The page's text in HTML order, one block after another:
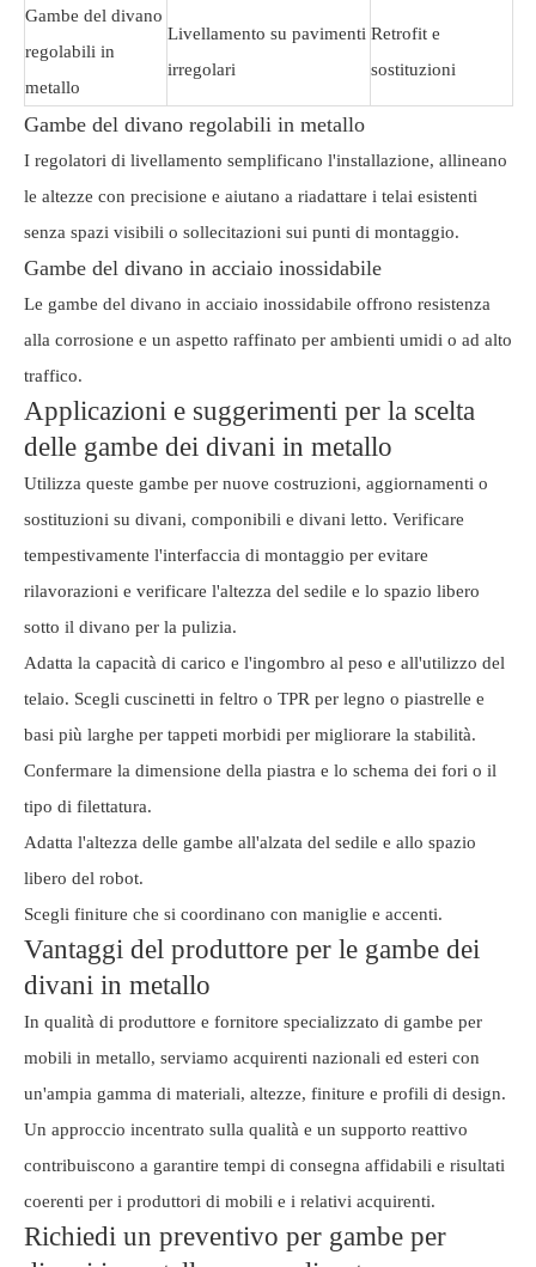
Gambe del divano
regolabili in
metallo
Livellamento su pavimenti
irregolari
Retrofit e
sostituzioni
Gambe del divano regolabili in metallo
I regolatori di livellamento semplificano l'installazione, allineano
le altezze con precisione e aiutano a riadattare i telai esistenti
senza spazi visibili o sollecitazioni sui punti di montaggio.
Gambe del divano in acciaio inossidabile
Le gambe del divano in acciaio inossidabile offrono resistenza
alla corrosione e un aspetto raffinato per ambienti umidi o ad alto
traffico.
Applicazioni e suggerimenti per la scelta
delle gambe dei divani in metallo
Utilizza queste gambe per nuove costruzioni, aggiornamenti o
sostituzioni su divani, componibili e divani letto. Verificare
tempestivamente l'interfaccia di montaggio per evitare
rilavorazioni e verificare l'altezza del sedile e lo spazio libero
sotto il divano per la pulizia.
Adatta la capacità di carico e l'ingombro al peso e all'utilizzo del
telaio. Scegli cuscinetti in feltro o TPR per legno o piastrelle e
basi più larghe per tappeti morbidi per migliorare la stabilità.
Confermare la dimensione della piastra e lo schema dei fori o il
tipo di filettatura.
Adatta l'altezza delle gambe all'alzata del sedile e allo spazio
libero del robot.
Scegli finiture che si coordinano con maniglie e accenti.
Vantaggi del produttore per le gambe dei
divani in metallo
In qualità di produttore e fornitore specializzato di gambe per
mobili in metallo, serviamo acquirenti nazionali ed esteri con
un'ampia gamma di materiali, altezze, finiture e profili di design.
Un approccio incentrato sulla qualità e un supporto reattivo
contribuiscono a garantire tempi di consegna affidabili e risultati
coerenti per i produttori di mobili e i relativi acquirenti.
Richiedi un preventivo per gambe per